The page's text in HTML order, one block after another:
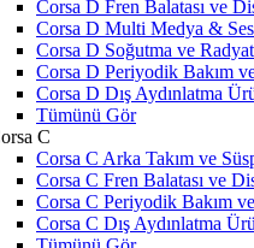
Corsa D Fren Balatası ve
Corsa D Multi Medya &
Corsa D Soğutma ve
Corsa D Periyodik Bakım
Corsa D Dış Aydınlatma
Tümünü Gör
C
Corsa C Arka Takım ve
Corsa C Fren Balatası ve
Corsa C Periyodik Bakım
Corsa C Dış Aydınlatma